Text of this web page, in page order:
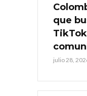
que
julio 28,